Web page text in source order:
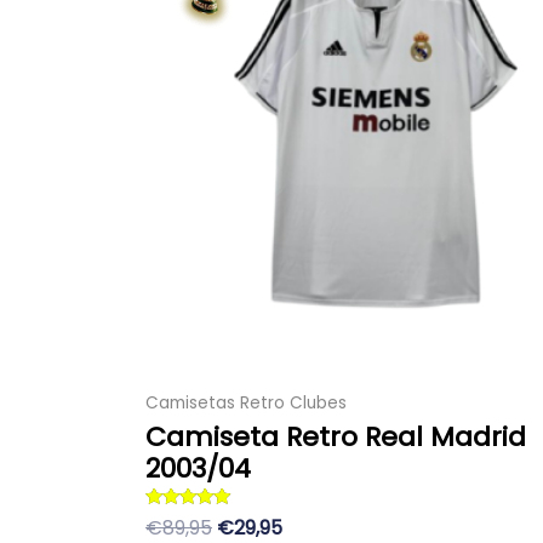
Camisetas Retro Clubes
Camiseta Retro Real Madrid
2003/04
Valorado con
5
€89,95
era:
89,95 €.
€29,95
es:
29,95 €.
múltiples
variantes.
Las
opciones
pueden
página